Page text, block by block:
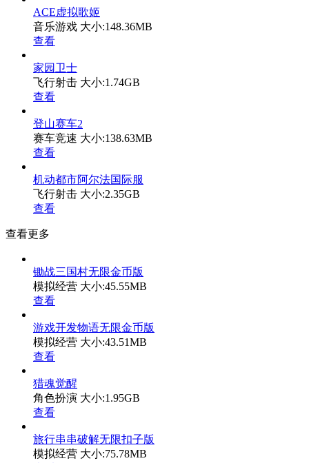
ACE虚拟歌姬
音乐游戏 大小:148.36MB
查看
家园卫士
飞行射击 大小:1.74GB
查看
登山赛车2
赛车竞速 大小:138.63MB
查看
机动都市阿尔法国际服
飞行射击 大小:2.35GB
查看
查看更多
锄战三国村无限金币版
模拟经营 大小:45.55MB
查看
游戏开发物语无限金币版
模拟经营 大小:43.51MB
查看
猎魂觉醒
角色扮演 大小:1.95GB
查看
旅行串串破解无限扣子版
模拟经营 大小:75.78MB